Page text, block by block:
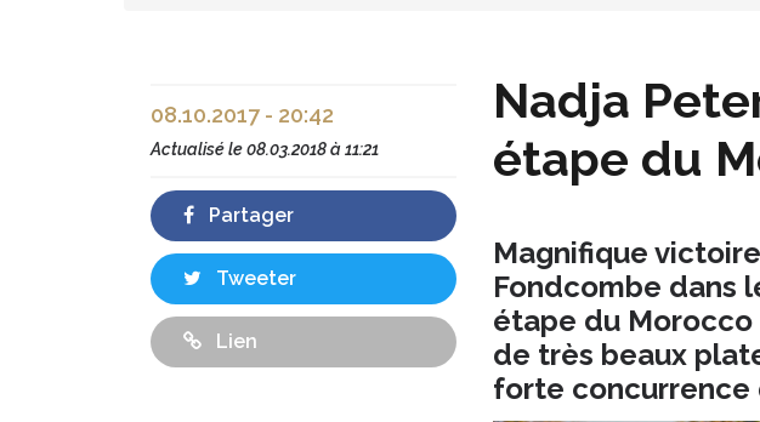
Nadja
étape du
Magnifique
Fondcombe dans
étape du Morocco
de très beaux
forte concurrence
08.10.2017 - 20:42
Actualisé le08.03.2018 à 11:21
Partager
Tweeter
Lien